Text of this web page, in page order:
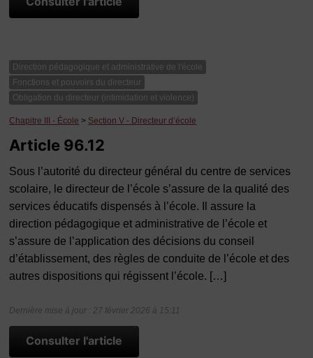
Direction pédagogique et administrative de l'école
Fonctions et pouvoirs du directeur
Obligation du directeur (intimidation et violence)
Chapitre III - École > Section V - Directeur d’école
Article 96.12
Sous l’autorité du directeur général du centre de services
scolaire, le directeur de l’école s’assure de la qualité des
services éducatifs dispensés à l’école. Il assure la
direction pédagogique et administrative de l’école et
s’assure de l’application des décisions du conseil
d’établissement, des règles de conduite de l’école et des
autres dispositions qui régissent l’école. […]
Dernière mise à jour : 27 février 2026 à 15:11
Consulter l'article